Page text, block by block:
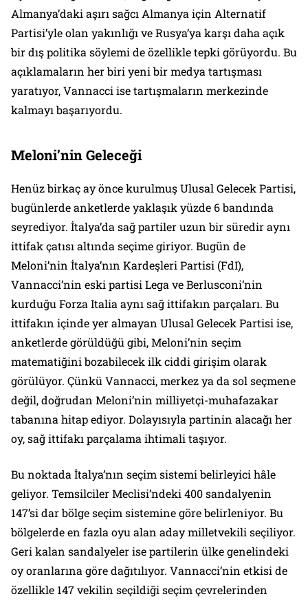
Almanya’daki aşırı sağcı Almanya için Alternatif
Partisi’yle olan yakınlığı ve Rusya’ya karşı daha açık
bir dış politika söylemi de özellikle tepki görüyordu. Bu
açıklamaların her biri yeni bir medya tartışması
yaratıyor, Vannacci ise tartışmaların merkezinde
kalmayı başarıyordu.
Meloni’nin Geleceği
Henüz birkaç ay önce kurulmuş Ulusal Gelecek Partisi,
bugünlerde anketlerde yaklaşık yüzde 6 bandında
seyrediyor. İtalya’da sağ partiler uzun bir süredir aynı
ittifak çatısı altında seçime giriyor. Bugün de
Meloni’nin İtalya’nın Kardeşleri Partisi (FdI),
Vannacci’nin eski partisi Lega ve Berlusconi’nin
kurduğu Forza Italia aynı sağ ittifakın parçaları. Bu
ittifakın içinde yer almayan Ulusal Gelecek Partisi ise,
anketlerde görüldüğü gibi, Meloni’nin seçim
matematiğini bozabilecek ilk ciddi girişim olarak
görülüyor. Çünkü Vannacci, merkez ya da sol seçmene
değil, doğrudan Meloni’nin milliyetçi-muhafazakar
tabanına hitap ediyor. Dolayısıyla partinin alacağı her
oy, sağ ittifakı parçalama ihtimali taşıyor.
Bu noktada İtalya’nın seçim sistemi belirleyici hâle
geliyor. Temsilciler Meclisi’ndeki 400 sandalyenin
147’si dar bölge seçim sistemine göre belirleniyor. Bu
bölgelerde en fazla oyu alan aday milletvekili seçiliyor.
Geri kalan sandalyeler ise partilerin ülke genelindeki
oy oranlarına göre dağıtılıyor. Vannacci’nin etkisi de
özellikle 147 vekilin seçildiği seçim çevrelerinden